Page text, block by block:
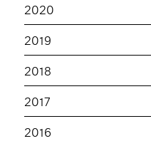
2020
2019
2018
2017
2016